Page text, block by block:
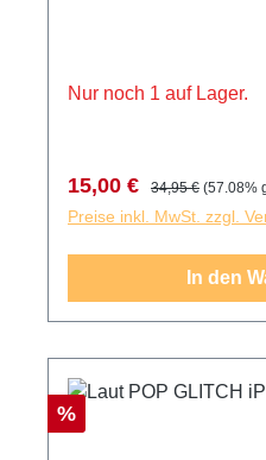
Nur noch 1 auf Lager.
Verkaufspreis:
15,00 € Regulärer Preis:
34,95 € (57.08%
Preise inkl. MwSt. zzgl.
In den
Rabatt
%